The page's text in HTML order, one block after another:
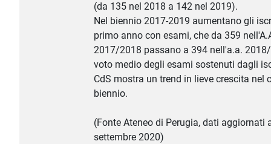
(da 135 nel 2018 a 142 nel 2019).
Nel biennio 2017-2019 aumentano gli
primo anno con esami, che da 359
2017/2018 passano a 394 nell'a.a.
voto medio degli esami sostenuti dagli
CdS mostra un trend in lieve crescita nel
biennio.
(Fonte Ateneo di Perugia, dati aggiornati
settembre 2020)